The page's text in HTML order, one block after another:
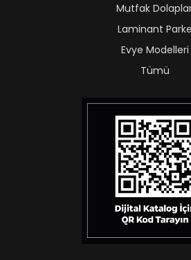
Mutfak
Laminant Parke
Evye Modelleri
Tümü